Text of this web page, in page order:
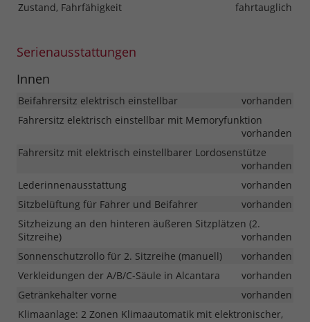
Zustand, Fahrfähigkeit
fahrtauglich
Serienausstattungen
Innen
Beifahrersitz elektrisch einstellbar
vorhanden
Fahrersitz elektrisch einstellbar mit Memoryfunktion
vorhanden
Fahrersitz mit elektrisch einstellbarer Lordosenstütze
vorhanden
Lederinnenausstattung
vorhanden
Sitzbelüftung für Fahrer und Beifahrer
vorhanden
Sitzheizung an den hinteren äußeren Sitzplätzen (2.
Sitzreihe)
vorhanden
Sonnenschutzrollo für 2. Sitzreihe (manuell)
vorhanden
Verkleidungen der A/B/C-Säule in Alcantara
vorhanden
Getränkehalter vorne
vorhanden
Klimaanlage: 2 Zonen Klimaautomatik mit elektronischer,